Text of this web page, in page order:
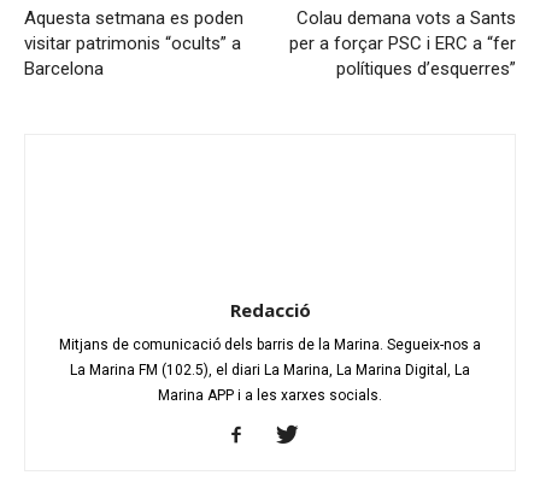
Aquesta setmana es poden
visitar patrimonis “ocults” a
Barcelona
Colau demana vots a Sants
per a forçar PSC i ERC a “fer
polítiques d’esquerres”
Redacció
Mitjans de comunicació dels barris de la Marina. Segueix-nos a
La Marina FM (102.5), el diari La Marina, La Marina Digital, La
Marina APP i a les xarxes socials.